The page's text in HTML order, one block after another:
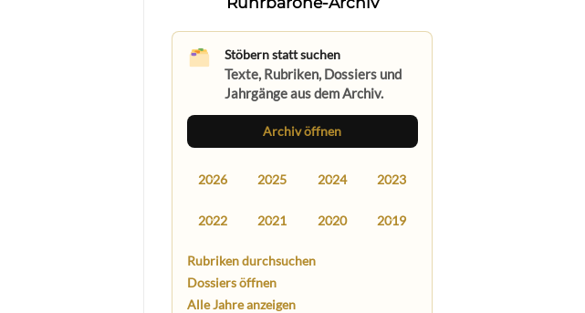
Stöbern statt suchen
Texte, Rubriken, Dossiers und
Jahrgänge aus dem Archiv.
Archiv öffnen
2026 2025 2024 2023
2022 2021 2020 2019
Rubriken durchsuchen
Dossiers öffnen
Alle Jahre anzeigen